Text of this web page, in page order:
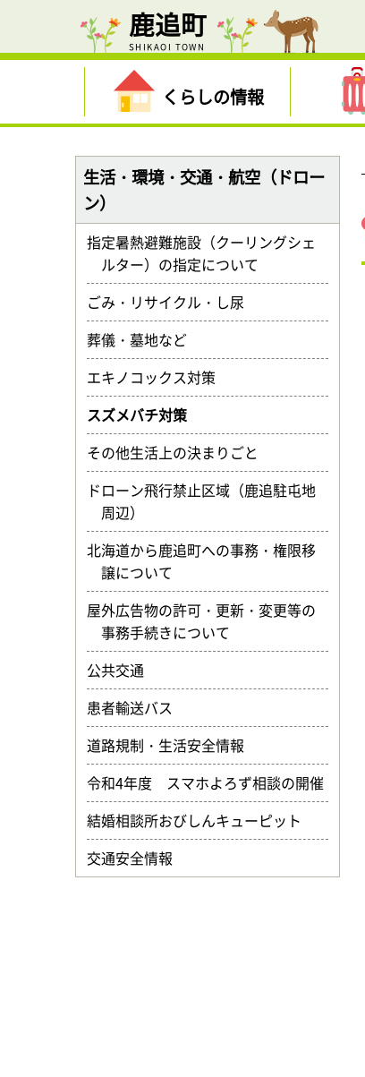
鹿追町
SHIKAOI TOWN
くらしの情報
生活・環境・交通・航空（ドロー
ン）
指定暑熱避難施設（クーリングシェ
ルター）の指定について
ごみ・リサイクル・し尿
葬儀・墓地など
エキノコックス対策
スズメバチ対策
その他生活上の決まりごと
ドローン飛行禁止区域（鹿追駐屯地
周辺）
北海道から鹿追町への事務・権限移
譲について
屋外広告物の許可・更新・変更等の
事務手続きについて
公共交通
患者輸送バス
道路規制・生活安全情報
令和4年度 スマホよろず相談の開催
結婚相談所おびしんキューピット
交通安全情報